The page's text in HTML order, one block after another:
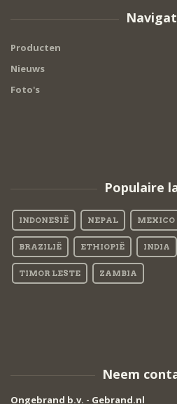
Producten
Nieuws
Foto's
Populaire
INDONESIË NEPAL MEXICO
BRAZILIË ETHIOPIË INDIA
TIMOR LESTE ZAMBIA
Neem
Ongebrand b.v. - Gebrand.nl